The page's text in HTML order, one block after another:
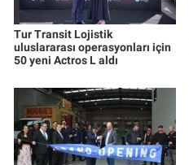
Tur Transit Lojistik
uluslararası operasyonları için
50 yeni Actros L aldı